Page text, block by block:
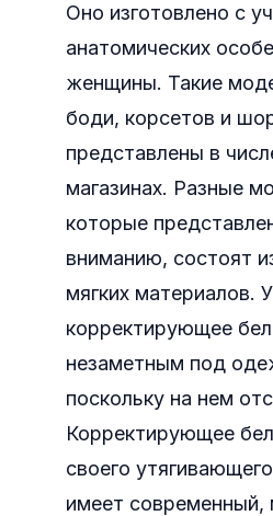
Оно изготовлено с
анатомических
женщины. Такие
боди, корсетов и
представлены в
магазинах. Разные
которые
вниманию, состоят
мягких материалов.
корректирующее
незаметным под
поскольку на нем
Корректирующее
своего
имеет современный,